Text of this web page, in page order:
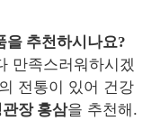
을 추천하시나요?
만족스러워하시겠
전통이 있어 건강
관장 홍삼을 추천해 .